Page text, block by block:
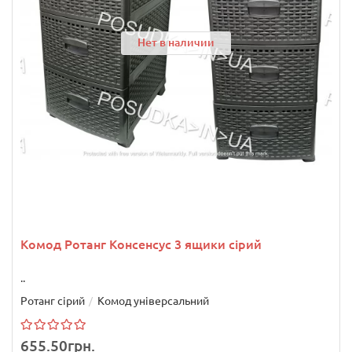
Нет в наличии
Комод Ротанг Консенсус 3 ящики сірий
..
Ротанг сірий
Комод універсальний
655.50грн.